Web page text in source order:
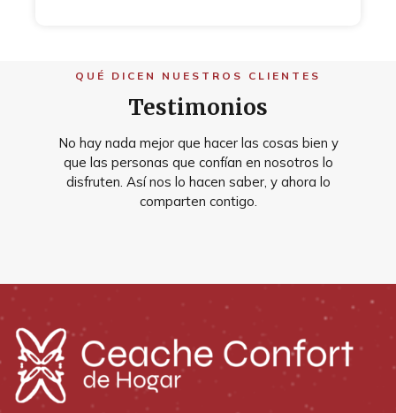
QUÉ DICEN NUESTROS CLIENTES
Testimonios
No hay nada mejor que hacer las cosas bien y
que las personas que confían en nosotros lo
disfruten. Así nos lo hacen saber, y ahora lo
comparten contigo.